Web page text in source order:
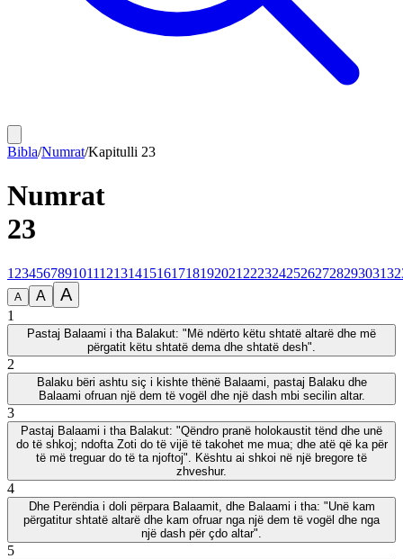
Bibla/Numrat/Kapitulli 23
Numrat
23
1 23456789101112131415161718192021 2223242526272829303132
A A A
1
Pastaj Balaami i tha Balakut: "Më ndërto këtu shtatë altarë dhe më
përgatit këtu shtatë dema dhe shtatë desh".
2
Balaku bëri ashtu siç i kishte thënë Balaami, pastaj Balaku dhe
Balaami ofruan një dem të vogël dhe një dash mbi secilin altar.
3
Pastaj Balaami i tha Balakut: "Qëndro pranë holokaustit tënd dhe unë
do të shkoj; ndofta Zoti do të vijë të takohet me mua; dhe atë që ka për
të më treguar do të ta njoftoj". Kështu ai shkoi në një bregore të
zhveshur.
4
Dhe Perëndia i doli përpara Balaamit, dhe Balaami i tha: "Unë kam
përgatitur shtatë altarë dhe kam ofruar nga një dem të vogël dhe nga
një dash për çdo altar".
5